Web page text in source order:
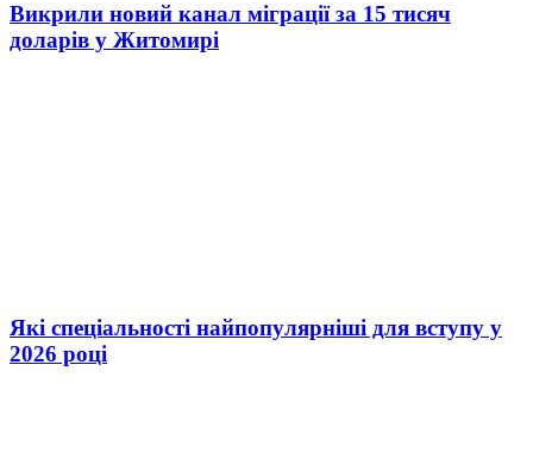
Викрили новий канал міграції за 15 тисяч
доларів у Житомирі
Які спеціальності найпопулярніші для вступу у
2026 році